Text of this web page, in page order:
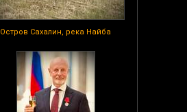
Остров Сахалин, река Найба